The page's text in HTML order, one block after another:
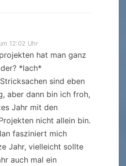
12:02 Uhr
hat man ganz
*lach*
sind eben
aber dann bin ich froh,
Jahr mit den
nicht allein bin.
fasziniert mich
Jahr, vielleicht sollte
auch mal ein